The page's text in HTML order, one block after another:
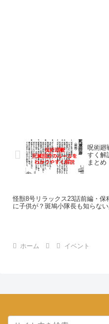
呪術廻
すく解
まとめ
怪獣8号リラックス23話前編・保
に子供が？斑鳩小隊長も知らな
ホーム イベント